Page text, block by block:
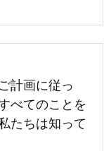
計画に従っ
べてのことを
たちは知って